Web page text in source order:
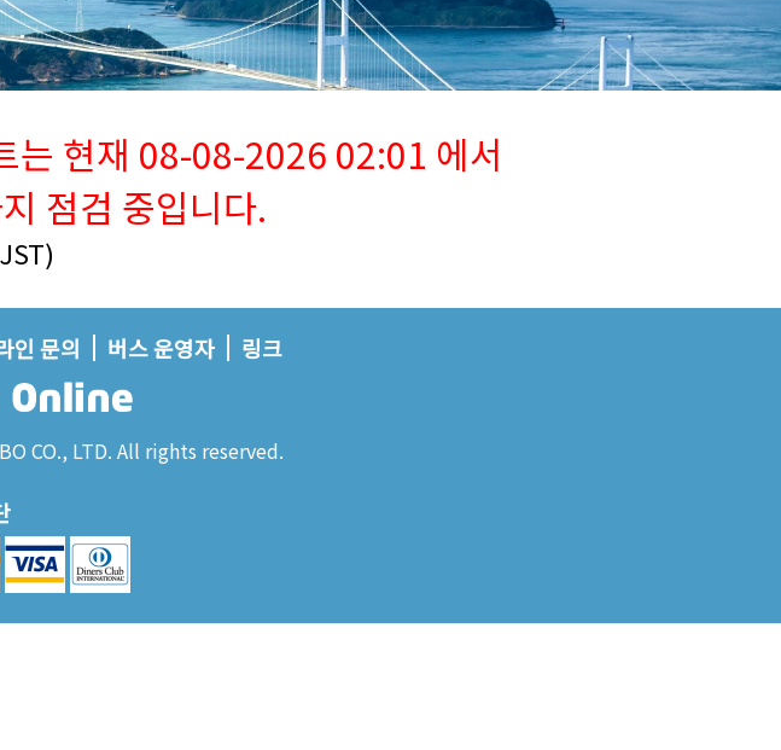
는 현재 08-08-2026 02:01 에서
점검 중입니다.
인 문의 버스 운영자 링크
CO., LTD. All rights reserved.